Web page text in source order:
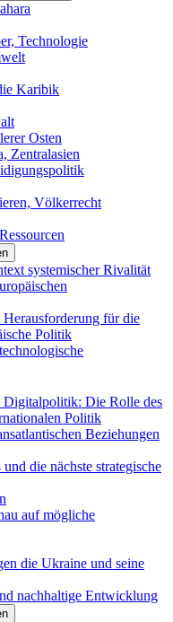
Technologie
Karibik
Osten
Zentralasien
Völkerrecht
systemischer Rivalität
für die
Politik
Digitalpolitik: Die Rolle des
Politik
Beziehungen
die nächste strategische
auf mögliche
die Ukraine und seine
nachhaltige Entwicklung